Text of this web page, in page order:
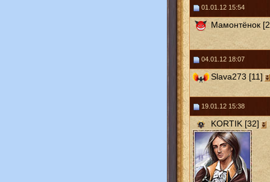
01.01.12 15:54
Мамонтёнок
04.01.12 18:07
Slava273 [11]
19.01.12 15:38
KORTIK [32]